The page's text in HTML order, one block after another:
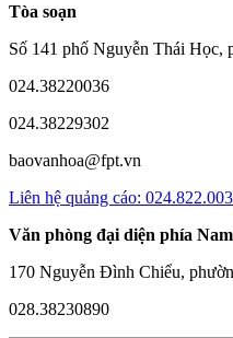
Tòa soạn
Số 141 phố Nguyễn Thái Học,
024.38220036
024.38229302
baovanhoa@fpt.vn
Liên hệ quảng cáo:
Văn phòng đại diện phía Nam
170 Nguyễn Đình Chiểu,
028.38230890